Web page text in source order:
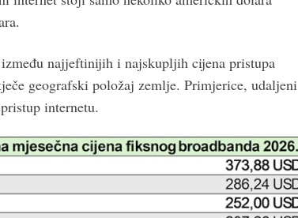
najjeftinijih i najskupljih cijena pristupa
geografski položaj zemlje. Primjerice, udaljeni
internetu.